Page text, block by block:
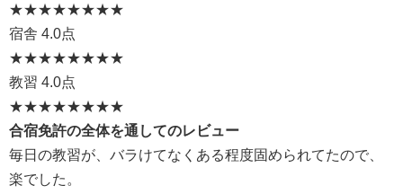
★★★★★★★★
宿舎 4.0点
★★★★★★★★
教習 4.0点
★★★★★★★★
合宿免許の全体を通してのレビュー
毎日の教習が、バラけてなくある程度固められてたので、
楽でした。